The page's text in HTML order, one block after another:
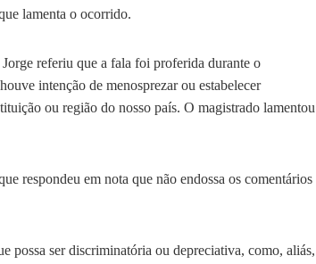
lamenta o ocorrido.
referiu que a fala foi proferida durante o
intenção de menosprezar ou estabelecer
ou região do nosso país. O magistrado lamentou
respondeu em nota que não endossa os comentários
possa ser discriminatória ou depreciativa, como, aliás,